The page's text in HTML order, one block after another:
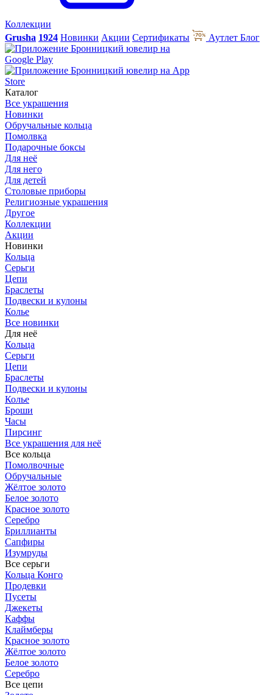
Коллекции
Grusha 1924 Новинки Акции Сертификаты Аутлет Блог
Каталог
Все украшения
Новинки
Обручальные кольца
Помолвка
Подарочные боксы
Для неё
Для него
Для детей
Столовые приборы
Религиозные украшения
Другое
Коллекции
Акции
Новинки
Кольца
Серьги
Цепи
Браслеты
Подвески и кулоны
Колье
Все новинки
Для неё
Кольца
Серьги
Цепи
Браслеты
Подвески и кулоны
Колье
Броши
Часы
Пирсинг
Все украшения для неё
Все кольца
Помолвочные
Обручальные
Жёлтое золото
Белое золото
Красное золото
Серебро
Бриллианты
Сапфиры
Изумруды
Все серьги
Кольца Конго
Продевки
Пусеты
Джекеты
Каффы
Клаймберы
Красное золото
Жёлтое золото
Белое золото
Серебро
Все цепи